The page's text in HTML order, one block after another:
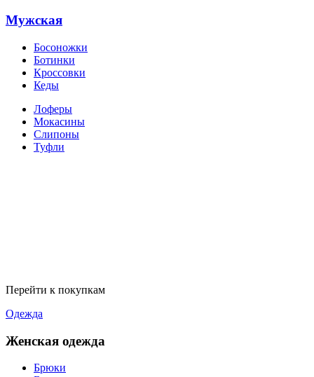
Мужская
Босоножки
Ботинки
Кроссовки
Кеды
Лоферы
Мокасины
Слипоны
Туфли
Перейти к покупкам
Одежда
Женская одежда
Брюки